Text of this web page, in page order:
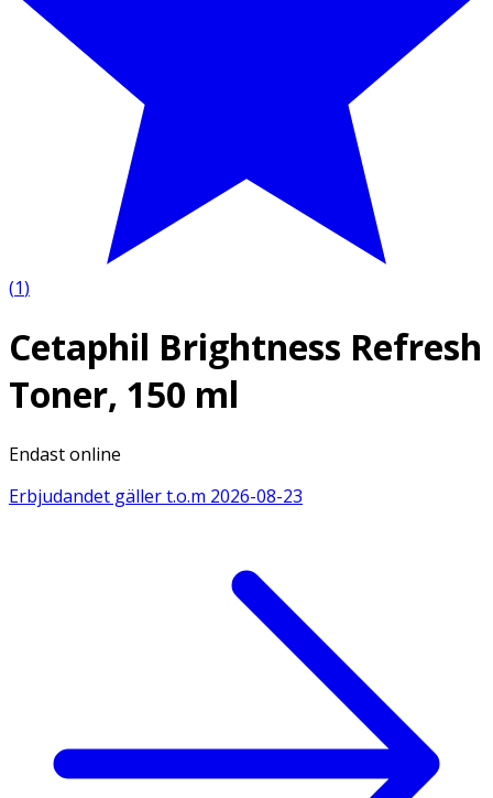
(1)
Cetaphil Brightness Refresh
Toner, 150 ml
Endast online
Erbjudandet gäller t.o.m 2026-08-23